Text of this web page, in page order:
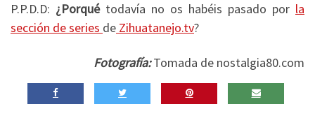
P.P.D.D: ¿Porquétodavía no os habéis pasado por la
sección de series de Zihuatanejo.tv?
Fotografía:Tomada de nostalgia80.com